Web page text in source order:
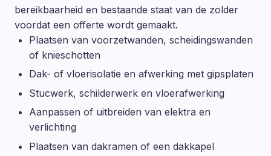
bereikbaarheid en bestaande staat van de zolder
voordat een offerte wordt gemaakt.
Plaatsen van voorzetwanden, scheidingswanden
of knieschotten
Dak- of vloerisolatie en afwerking met gipsplaten
Stucwerk, schilderwerk en vloerafwerking
Aanpassen of uitbreiden van elektra en
verlichting
Plaatsen van dakramen of een dakkapel